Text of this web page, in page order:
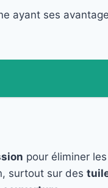
ayant ses
pour éliminer
surtout sur des